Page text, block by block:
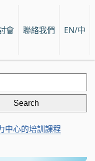
會 聯絡我們 EN/中
中心的培訓課程